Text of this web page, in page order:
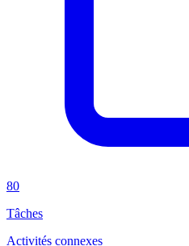
80
Tâches
Activités connexes